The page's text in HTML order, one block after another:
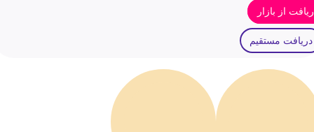
از بازار
دریافت مستقیم